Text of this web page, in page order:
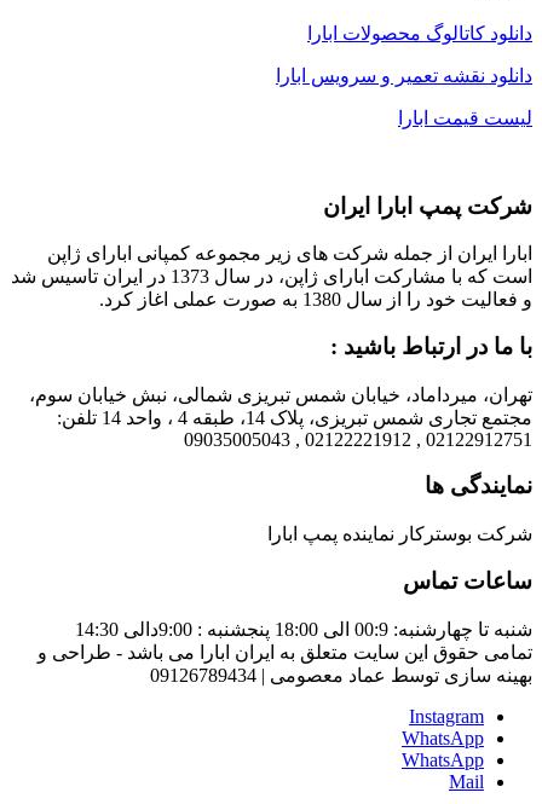
دانلود کاتالوگ محصولات ابارا
دانلود نقشه تعمیر و سرویس ابارا
لیست قیمت ابارا
شرکت پمپ ابارا ایران
ابارا ایران از جمله شرکت های زیر مجموعه کمپانی ابارای ژاپن
است که با مشارکت ابارای ژاپن، در سال 1373 در ایران تاسیس شد
و فعالیت خود را از سال 1380 به صورت عملی اغاز کرد.
با ما در ارتباط باشید :
تهران، میرداماد، خیابان شمس تبریزی شمالی، نبش خیابان سوم،
مجتمع تجاری شمس تبریزی، پلاک 14، طبقه 4 ، واحد 14 تلفن:
02122912751 , 02122221912 , 09035005043
نمایندگی ها
شرکت بوسترکار نماینده پمپ ابارا
ساعات تماس
شنبه تا چهارشنبه: 00:9 الی 18:00 پنجشنبه : 9:00دالی 14:30
تمامی حقوق این سایت متعلق به ایران ابارا می باشد - طراحی و
بهینه سازی توسط عماد معصومی | 09126789434
Instagram
WhatsApp
WhatsApp
Mail